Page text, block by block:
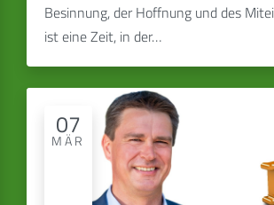
Besinnung, der Hoffnung und des
ist eine Zeit, in der…
07
MÄR